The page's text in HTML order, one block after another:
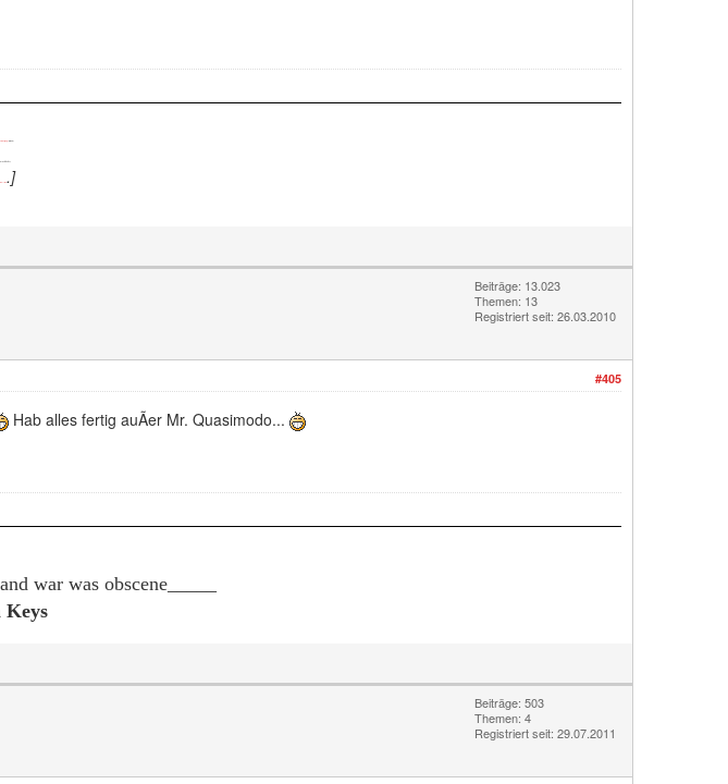
member.php?
.]
Beiträge: 13.023
Themen: 13
Registriert seit: 26.03.2010
#405
Hab alles fertig auÃer Mr. Quasimodo...
war was obscene_____
Beiträge: 503
Themen: 4
Registriert seit: 29.07.2011